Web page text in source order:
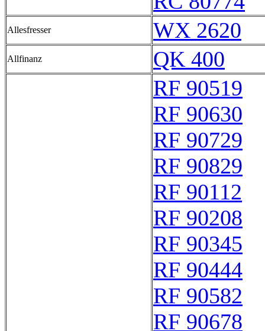
Allesfresser WX 2620
Allfinanz
QK 400
RF 90519
RF 90630
RF 90729
RF 90829
RF 90112
RF 90208
RF 90345
RF 90444
RF 90582
RF 90678